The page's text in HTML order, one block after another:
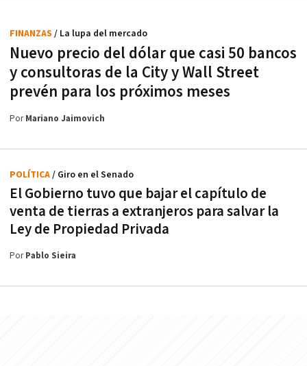
Nuevo precio del dólar que casi 50 bancos
y consultoras de la City y Wall Street
prevén para los próximos meses
FINANZAS / La lupa del mercado
PorMariano Jaimovich
El Gobierno tuvo que bajar el capítulo de
venta de tierras a extranjeros para salvar la
Ley de Propiedad Privada
POLÍTICA/ Giro en el Senado
PorPablo Sieira